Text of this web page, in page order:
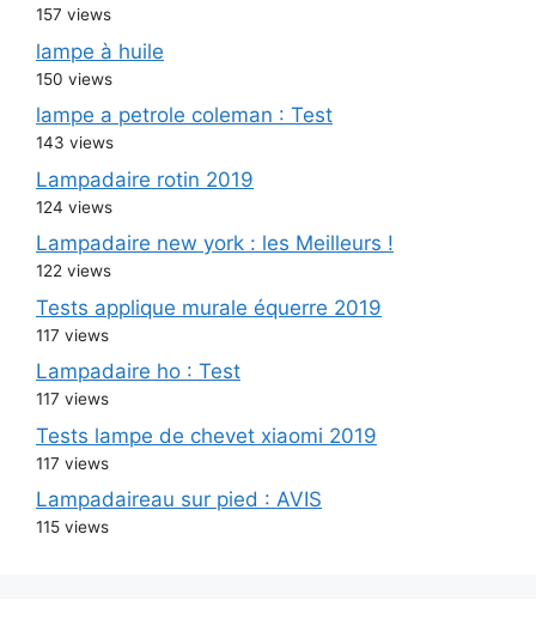
157 views
lampe à huile
150 views
lampe a petrole coleman : Test
143 views
Lampadaire rotin 2019
124 views
Lampadaire new york : les Meilleurs !
122 views
Tests applique murale équerre 2019
117 views
Lampadaire ho : Test
117 views
Tests lampe de chevet xiaomi 2019
117 views
Lampadaireau sur pied : AVIS
115 views